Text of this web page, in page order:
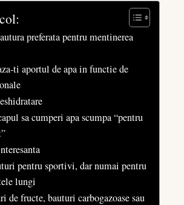
preferata pentru mentinerea
ti aportul de apa in functie de
sa cumperi apa scumpa “pentru
pentru sportivi, dar numai pentru
lungi
de fructe, bauturi carbogazoase sau